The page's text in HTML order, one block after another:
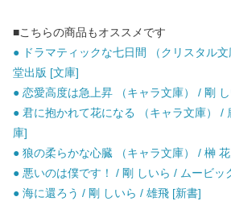
■こちらの商品もオススメです
● ドラマティックな七日間 （クリスタル
堂出版 [文庫]
● 恋愛高度は急上昇 （キャラ文庫） / 剛
● 君に抱かれて花になる （キャラ文庫） /
庫]
● 狼の柔らかな心臓 （キャラ文庫） / 榊
● 悪いのは僕です！ / 剛 しいら / ムービッ
● 海に還ろう / 剛 しいら / 雄飛 [新書]